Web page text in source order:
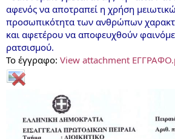
αφενός να αποτραπεί η χρήση
προσωπικότητα των ανθρώπων
και αφετέρου να αποφευχθούν
ρατσισμού.
Το έγγραφο: View attachment